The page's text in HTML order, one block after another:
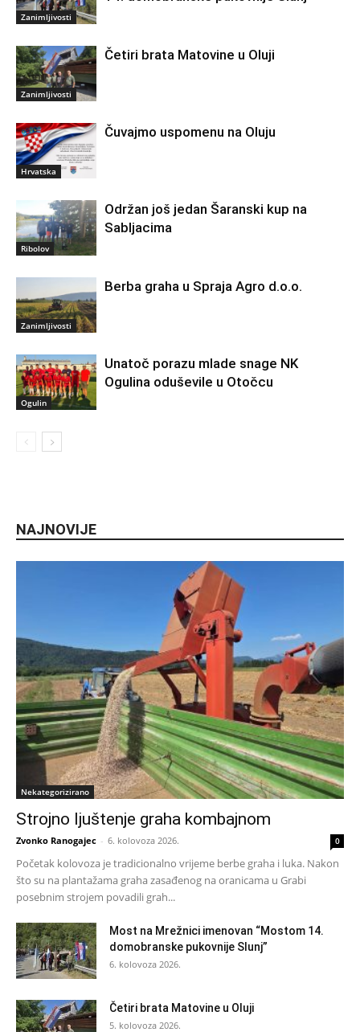
Zanimljivosti
Zanimljivosti
Četiri brata Matovine u Oluji
Hrvatska
Čuvajmo uspomenu na Oluju
Ribolov
Održan još jedan Šaranski kup na
Sabljacima
Zanimljivosti
Berba graha u Spraja Agro d.o.o.
Ogulin
Unatoč porazu mlade snage NK
Ogulina oduševile u Otočcu
NAJNOVIJE
Nekategorizirano
Strojno ljuštenje graha kombajnom
Zvonko Ranogajec - 6. kolovoza 2026. 0
Početak kolovoza je tradicionalno vrijeme berbe graha i luka. Nakon
što su na plantažama graha zasađenog na oranicama u Grabi
posebnim strojem povadili grah...
Most na Mrežnici imenovan “Mostom 14.
domobranske pukovnije Slunj”
6. kolovoza 2026.
Četiri brata Matovine u Oluji
5. kolovoza 2026.